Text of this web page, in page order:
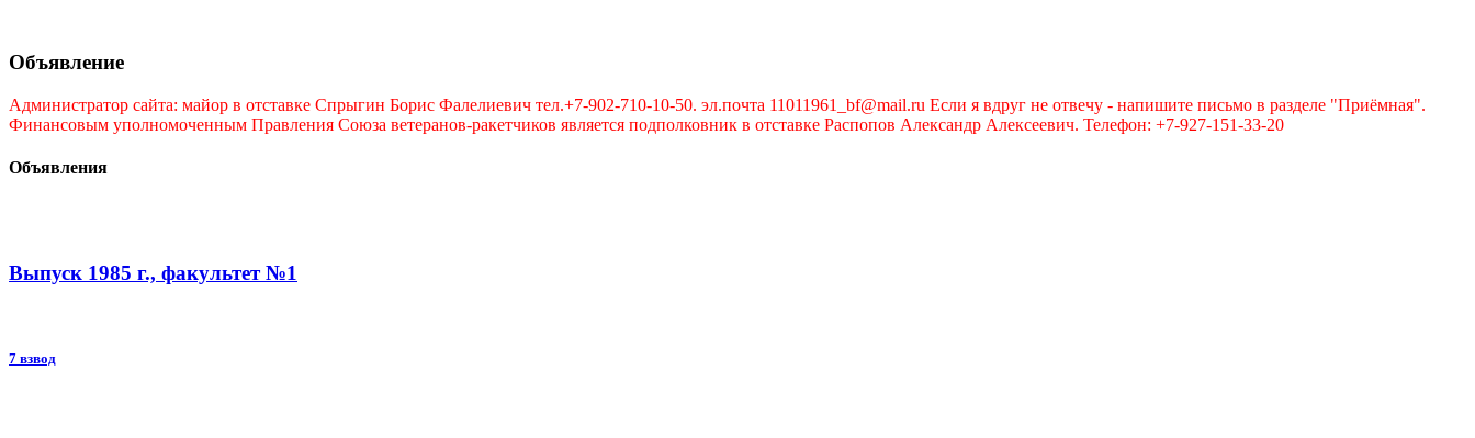
Объявление
Администратор сайта: майор в отставке Спрыгин Борис Фалелиевич тел.+7-902-710-10-50. эл.почта 11011961_bf@mail.ru Если я вдруг не отвечу - напишите письмо в разделе "Приёмная".
Финансовым уполномоченным Правления Союза ветеранов-ракетчиков является подполковник в отставке Распопов Александр Алексеевич. Телефон: +7-927-151-33-20
Объявления
Выпуск 1985 г., факультет №1
7 взвод